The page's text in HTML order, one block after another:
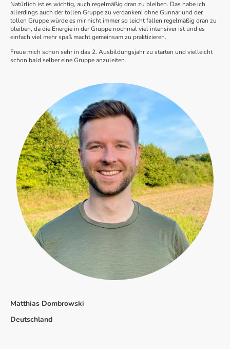
Natürlich ist es wichtig, auch regelmäßig dran zu bleiben. Das habe ich
allerdings auch der tollen Gruppe zu verdanken! ohne Gunnar und der
tollen Gruppe würde es mir nicht immer so leicht fallen regelmäßig dran zu
bleiben, da die Energie in der Gruppe nochmal viel intensiver ist und es
einfach viel mehr spaß macht gemeinsam zu praktizieren.
Freue mich schon sehr in das 2. Ausbildungsjahr zu starten und vielleicht
schon bald selber eine Gruppe anzuleiten.
Matthias Dombrowski
Deutschland